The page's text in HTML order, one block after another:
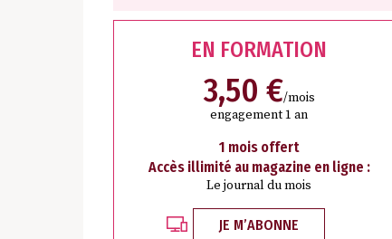
EN FORMATION
3,50 €/mois
engagement 1 an
1 mois offert
Accès illimité au magazine en ligne :
Le journal du mois
JE M’ABONNE